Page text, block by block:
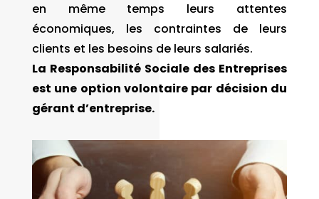
en même temps leurs attentes
économiques, les contraintes de leurs
clients et les besoins de leurs salariés.
La Responsabilité Sociale des Entreprises
est une option volontaire par décision du
gérant d’entreprise.